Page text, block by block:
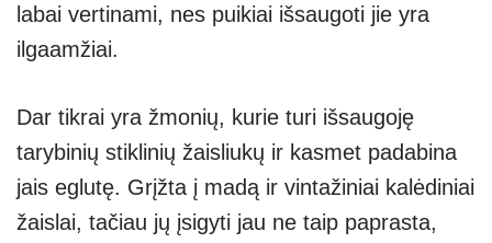
labai vertinami, nes puikiai išsaugoti jie yra
ilgaamžiai.
Dar tikrai yra žmonių, kurie turi išsaugoję
tarybinių stiklinių žaisliukų ir kasmet padabina
jais eglutę. Grįžta į madą ir vintažiniai kalėdiniai
žaislai, tačiau jų įsigyti jau ne taip paprasta,